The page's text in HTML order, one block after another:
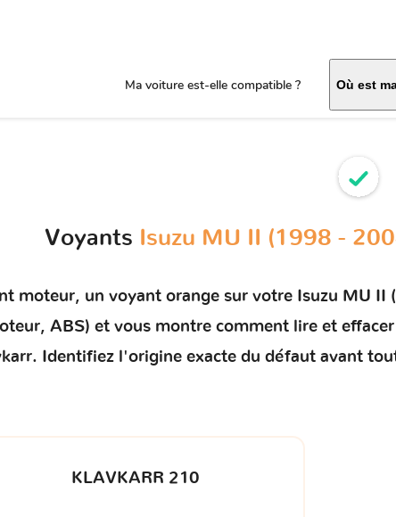
Ma voiture est-elle compatible ? Où est
Voyants Isuzu MU II (1998 -
moteur, un voyant orange sur votre Isuzu MU II
ABS) et vous montre comment lire et
Identifiez l'origine exacte du défaut avant
KLAVKARR 210